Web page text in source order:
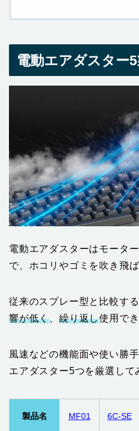
電動エアダスター
電動エアダスターはモータ
で、ホコリやゴミを吹き飛
従来のスプレー型と比較す
響が低く 、繰り返し使用で
風速などの機能面や使い勝
エアダスター5つを厳選して
製品名 MF01 6C-SE